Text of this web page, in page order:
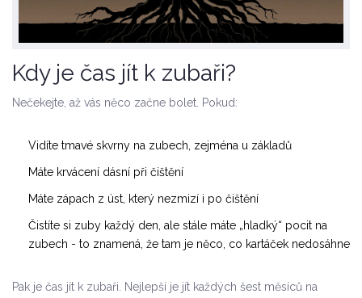
Kdy je čas jít k zubaři?
Nečekejte, až vás něco začne bolet. Pokud:
Vidíte tmavé skvrny na zubech, zejména u základů
Máte krvácení dásní při čištění
Máte zápach z úst, který nezmizí i po čištění
Čistíte si zuby každý den, ale stále máte „hladký“ pocit na
zubech - to znamená, že tam je něco, co kartáček nedosáhne
Pak je čas jít k zubaři. Nejlepší je jít každých šest měsíců na